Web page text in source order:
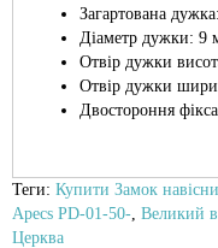
Загартована
Діаметр дужки: 9
Отвір дужки
Отвір дужки
Двостороння
Теги: Купити Замок
Apecs PD-01-50- Великий
Церква